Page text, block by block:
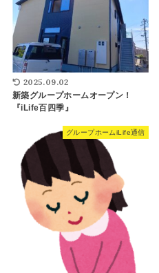
2025.09.02
新築グループホームオープン！
『iLife百四季』
グループホームiLife通信